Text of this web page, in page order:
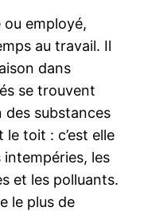
employé,
au travail. Il
dans
se trouvent
des substances
toit : c’est elle
les
et les polluants.
le plus de